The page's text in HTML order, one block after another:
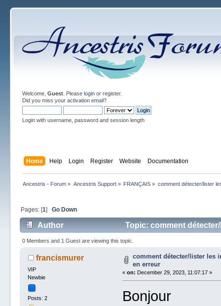
Welcome, Guest. Please loginor register.
Did you miss your activation email?
Login with username, password and session length
Home Help Login Register Website Documentation
Ancestris - Forum » Ancestris Support» FRANÇAIS » comment détecter/lister
Pages: [1] Go Down
Author Topic: comment
0 Members and 1 Guest are viewing this topic.
francismurer
VIP
Newbie
Posts: 2
comment détecter/lister les
en erreur
« on: December 29, 2023, 11:07:17 »
Bonjour